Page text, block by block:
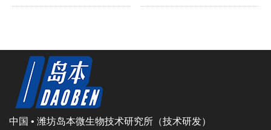
中国 • 潍坊岛本微生物技术研究所（技术研发）